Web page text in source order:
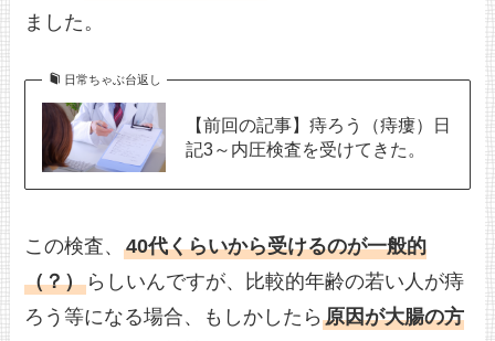
ました。
日常ちゃぶ台返し
【前回の記事】痔ろう（痔瘻）日
記3～内圧検査を受けてきた。
この検査、40代くらいから受けるのが一般的
（？） らしいんですが、比較的年齢の若い人が痔
ろう等になる場合、もしかしたら原因が大腸の方